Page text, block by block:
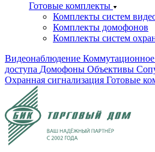
Готовые комплекты
Комплекты систем
Комплекты домофонов
Комплекты систем
Видеонаблюдение
доступа Домофоны Объективы
Охранная сигнализация Готовые